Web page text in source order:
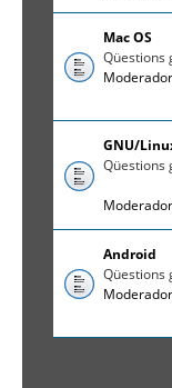
Mac OS
Qüestions
GNU/
Qüestions
Android
Qüestions